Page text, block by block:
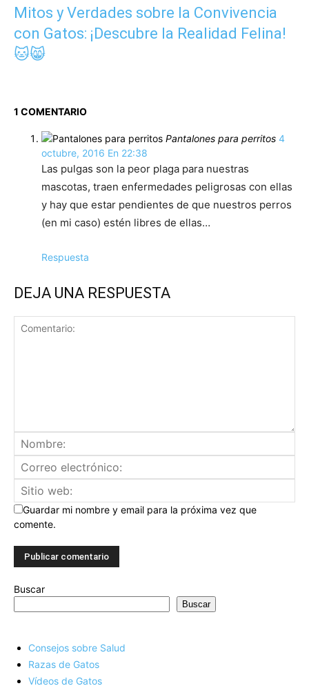
Mitos y Verdades sobre la Convivencia
con Gatos: ¡Descubre la Realidad Felina!
🐱😸
1 COMENTARIO
Pantalones para perritos 4
octubre, 2016 En 22:38
Las pulgas son la peor plaga para nuestras
mascotas, traen enfermedades peligrosas con ellas
y hay que estar pendientes de que nuestros perros
(en mi caso) estén libres de ellas…
Respuesta
DEJA UNA RESPUESTA
Guardar mi nombre y email para la próxima vez que
comente.
Buscar
Buscar
Consejos sobre Salud
Razas de Gatos
Vídeos de Gatos